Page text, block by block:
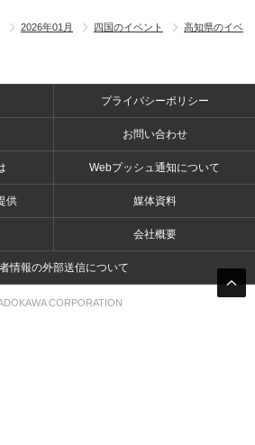
2026年01月 四国のイベント
高知県のイベ
プライバシーポリシー
お問い合わせ
Webプッシュ通知について
供 媒体資料
会社概要
情報の外部送信について
CORPORATION